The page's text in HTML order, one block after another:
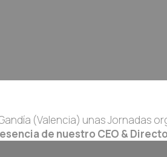
(Valencia) unas Jornadas
de nuestro CEO &